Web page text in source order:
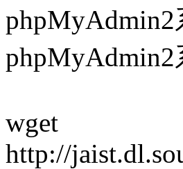
wget
http://